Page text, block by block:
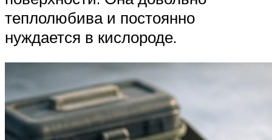
теплолюбива и постоянно
нуждается в кислороде.